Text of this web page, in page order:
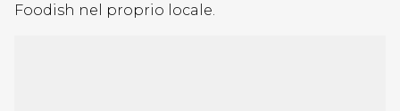
Foodish nel proprio locale.